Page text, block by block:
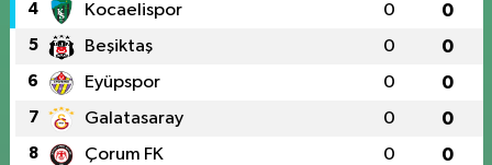
4 Kocaelispor 0 0
5 Beşiktaş 0 0
6 Eyüpspor 0 0
7 Galatasaray 0 0
8 Çorum FK 0 0